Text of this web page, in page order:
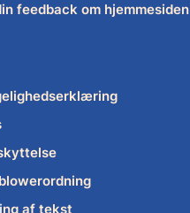
feedback om hjemmesiden
af tekst